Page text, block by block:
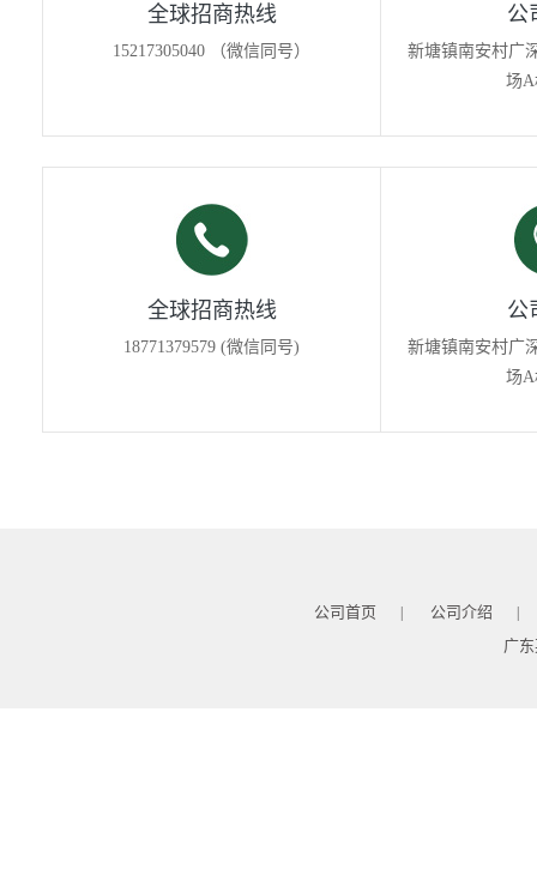
全球招商热线
15217305040 （微信同号）
公
新塘镇南安村广
场A
全球招商热线
18771379579 (微信同号)
公
新塘镇南安村广
场A
公司首页 公司介绍
广